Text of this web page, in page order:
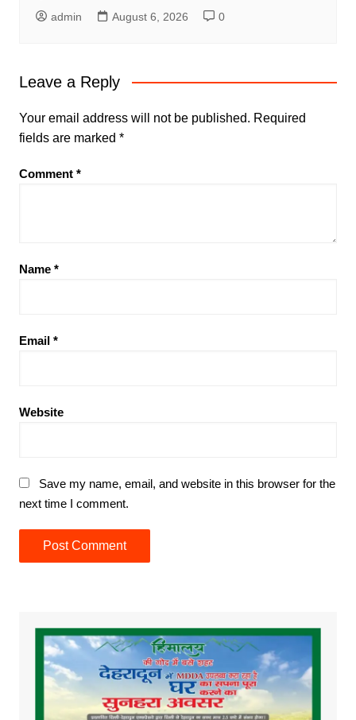
admin August 6, 2026 0
Leave a Reply
Your email address will not be published. Required
fields are marked *
Comment *
Name *
Email *
Website
Save my name, email, and website in this browser for the
next time I comment.